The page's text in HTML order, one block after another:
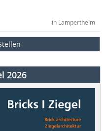
in Lampertheim
2026